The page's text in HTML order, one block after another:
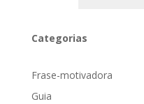
Categorias
Frase-motivadora
Guia